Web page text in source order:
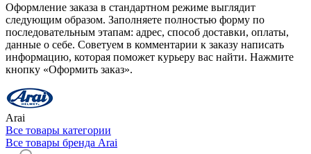
Оформление заказа в стандартном режиме выглядит
следующим образом. Заполняете полностью форму по
последовательным этапам: адрес, способ доставки, оплаты,
данные о себе. Советуем в комментарии к заказу написать
информацию, которая поможет курьеру вас найти. Нажмите
кнопку «Оформить заказ».
Arai
Все товары категории
Все товары бренда Arai